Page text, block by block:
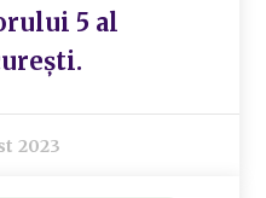
5 al
2023